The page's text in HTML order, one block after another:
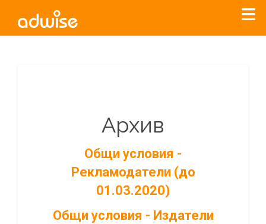
Архив
Общи условия -
Рекламодатели (до
01.03.2020)
Общи условия - Издатели